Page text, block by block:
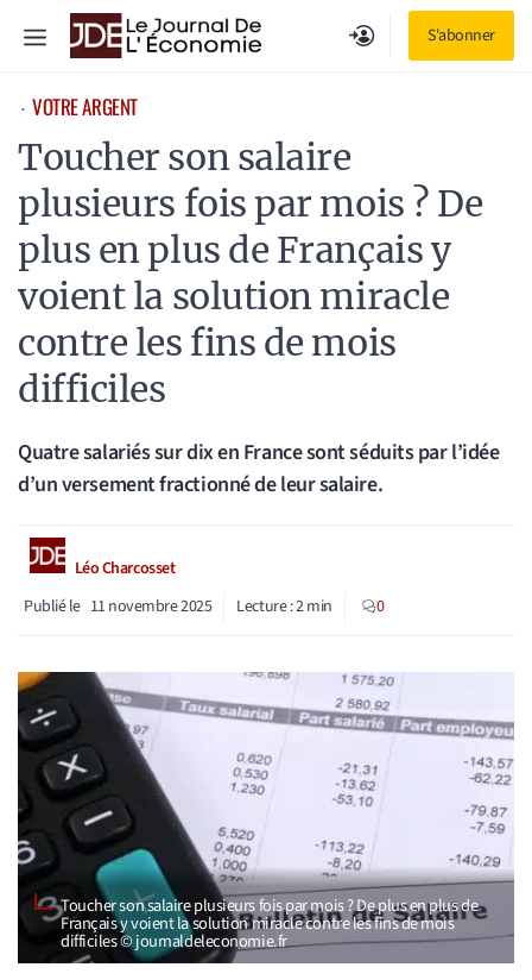
S'abonner
Menu
⋅ VOTRE ARGENT
Toucher son salaire
plusieurs fois par mois ? De
plus en plus de Français y
voient la solution miracle
contre les fins de mois
difficiles
Quatre salariés sur dix en France sont séduits par l’idée
d’un versement fractionné de leur salaire.
Léo Charcosset
Publié le 11 novembre 2025 Lecture :2min 0
Toucher son salaire plusieurs fois par mois ? De plus en plus de
Français y voient la solution miracle contre les fins de mois
difficiles © journaldeleconomie.fr